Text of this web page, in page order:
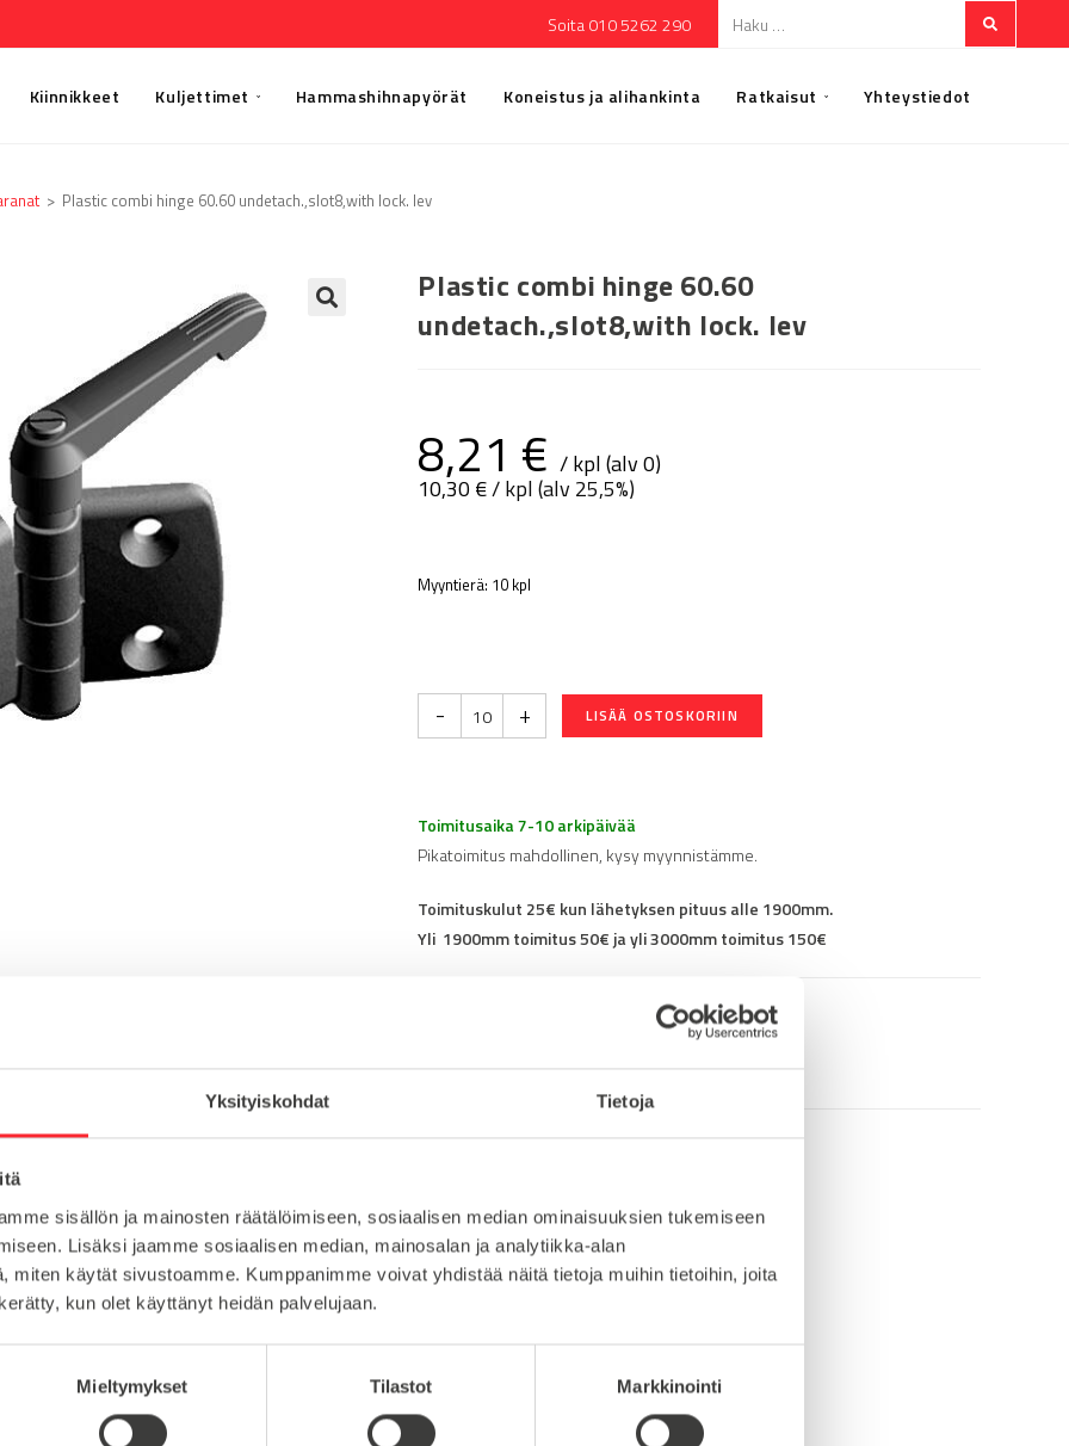
Yksityiskohdat Tietoja
sisällön ja mainosten räätälöimiseen, sosiaalisen median ominaisuuksien tukemiseen
Lisäksi jaamme sosiaalisen median, mainosalan ja analytiikka-alan
miten käytät sivustoamme. Kumppanimme voivat yhdistää näitä tietoja muihin tietoihin, joita
kun olet käyttänyt heidän palvelujaan.
Mieltymykset Tilastot Markkinointi
Soita 010 5262 290
Kiinnikkeet Kuljettimet Hammashihnapyörät Koneistus ja alihankinta Ratkaisut Yhteystiedot
> Plastic combi hinge 60.60 undetach.,slot8,with lock. lev
Plastic combi hinge 60.60
undetach.,slot8,with lock. lev
8,21 € / kpl (alv 0)
10,30 €/ kpl (alv 25,5%)
Myyntierä: 10 kpl
- + LISÄÄ OSTOSKORIIN
Toimitusaika 7-10 arkipäivää
Pikatoimitus mahdollinen, kysy myynnistämme.
Toimituskulut 25€ kun lähetyksen pituus alle 1900mm.
Yli 1900mm toimitus 50€ ja yli 3000mm toimitus 150€
Saranat
8 Lataa 3D-tiedosto (Step-tiedosto)